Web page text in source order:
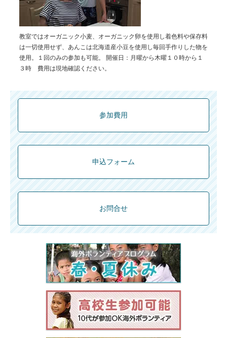
教室ではオーガニック小麦、オーガニック卵を使用し着色料や保存料
は一切使用せず、あんこは北海道産小豆を使用し毎回手作りした物を
使用。１回のみの参加も可能。 開催日：月曜から木曜１０時から１
３時 費用は現地確認ください。
参加費用
申込フォーム
お問合せ